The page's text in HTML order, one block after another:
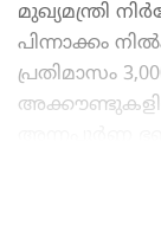
മുഖ്യമന്ത്രി
പിന്നാക്കം
പ്രതിമാസം
പ്രായമുള്ള,
കുറഞ്ഞ